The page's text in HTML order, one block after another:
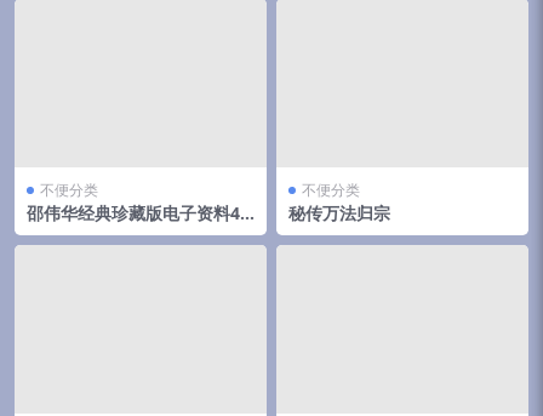
不便分类
邵伟华经典珍藏版电子资料42
部
不便分类
秘传万法归宗